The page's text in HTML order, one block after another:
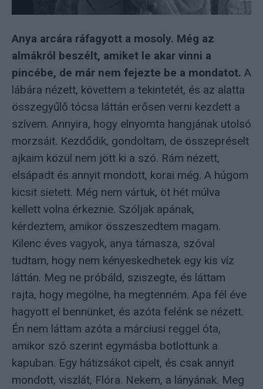
Anya arcára ráfagyott a mosoly. Még az
almákról beszélt, amiket le akar vinni a
pincébe, de már nem fejezte be a mondatot. A
lábára nézett, követtem a tekintetét, és az alatta
összegyűlő tócsa láttán erősen verni kezdett a
szívem. Annyira, hogy elnyomta hangjának utolsó
morzsáit. Kezdődik, gondoltam, de összepréselt
ajkaim közül nem jött ki a szó. Rám nézett,
elsápadt és annyit mondott, korai még. A húgom
kicsit sietett. Még nem vártuk, öt hét múlva
kellett volna érkeznie. Szóljak apának,
kérdeztem, amikor összeszedtem magam.
Kilenc éves vagyok, anya támasza, szóval
tudtam, hogy nem kényeskedhetek egy kis víz
láttán. Meg ne próbáld, sziszegte, és láttam
rajta, hogy megölne, ha megtenném. Apa fél éve
hagyott el bennünket, és azóta felénk se nézett.
Én nem láttam azóta a márciusi reggel óta,
amikor szó szerint egymásba botlottunk a
kapuban. Egy hátizsákot cipelt, és csak annyit
mondott, viszlát, Flóra. Nekem, a lányának. Meg